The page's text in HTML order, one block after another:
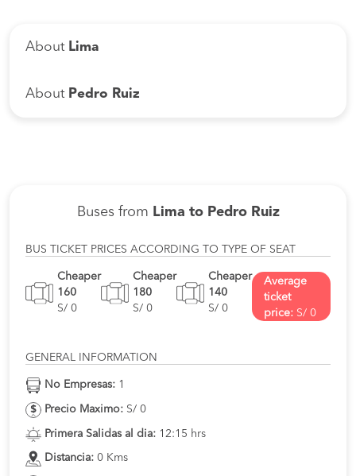
About Lima
About Pedro Ruiz
Buses from Lima to Pedro Ruiz
BUS TICKET PRICES ACCORDING TO TYPE OF SEAT
Cheaper
160
S/ 0
Cheaper
180
S/ 0
Cheaper
140
S/ 0
Average
ticket
price: S/ 0
GENERAL INFORMATION
No Empresas: 1
Precio Maximo: S/ 0
Primera Salidas al dia: 12:15 hrs
Distancia: 0 Kms